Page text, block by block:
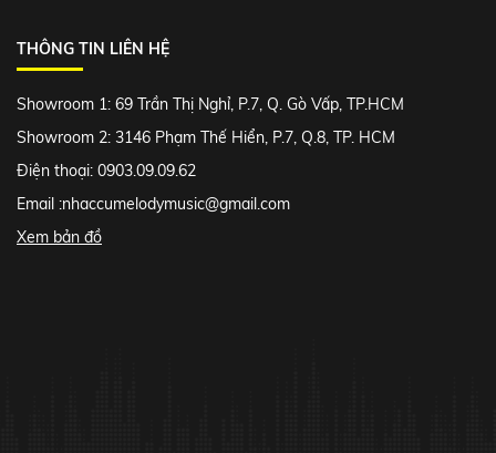
THÔNG TIN LIÊN HỆ
Showroom 1: 69 Trần Thị Nghỉ, P.7, Q. Gò Vấp, TP.HCM
Showroom 2: 3146 Phạm Thế Hiển, P.7, Q.8, TP. HCM
Điện thoại: 0903.09.09.62
Email :nhaccumelodymusic@gmail.com
Xem bản đồ